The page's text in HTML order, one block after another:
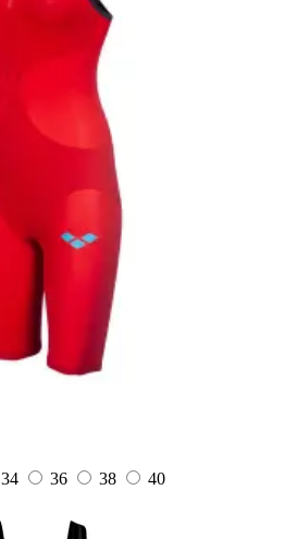
34 36 38
40